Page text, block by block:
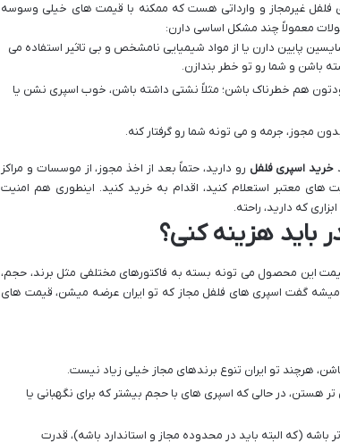
فلفل غیرمجاز و وارداتی هست که ممکنه با قیمت های خیلی وسوسه
معمولاً چند مشکل اساسی دارن:
پایین دارن یا از مواد شیمیایی نامشخص و بی تاثیر استفاده می
باشن و شما رو تو خطر بندازن.
هم خطرناک باشن؛ مثلاً نشتی داشته باشن، خوب اسپری نشن یا
مجوز، جرمه و می تونه شما رو گرفتار کنه.
خرید اسپری فلفل رو دارید، حتماً بعد از اخذ مجوز، از موسسات و مراکز
های معتبر استعلام کنید، اقدام به خرید کنید. اینطوری هم امنیت
که دارید، راحته.
باید هزینه کنی؟
این محصول می تونه بسته به فاکتورهای مختلفی مثل برند، حجم،
گفت اسپری های فلفل مجاز که تو ایران عرضه میشن، قیمت های
هرچند تو ایران تنوع برندهای مجاز خیلی زیاد نیست.
هستن، در حالی که اسپری های با حجم بیشتر که برای نگهبانی یا
باشه (که البته باید در محدوده مجاز و استاندارد باشه)، قدرت